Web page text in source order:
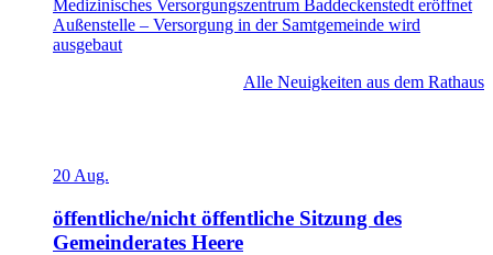
Medizinisches Versorgungszentrum Baddeckenstedt eröffnet
Außenstelle – Versorgung in der Samtgemeinde wird
ausgebaut
Alle Neuigkeiten aus dem Rathaus
20 Aug.
öffentliche/nicht öffentliche Sitzung des
Gemeinderates Heere